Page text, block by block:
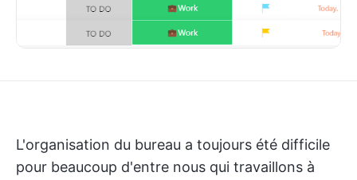
L'organisation du bureau a toujours été difficile
pour beaucoup d'entre nous qui travaillons à